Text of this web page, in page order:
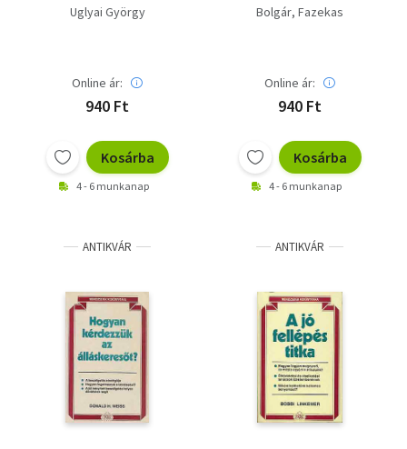
Uglyai György
Online ár:
940 Ft
Kosárba
4 - 6 munkanap
Bolgár Fazekas
Online ár:
940 Ft
Kosárba
4 - 6 munkanap
ANTIKVÁR ANTIKVÁR